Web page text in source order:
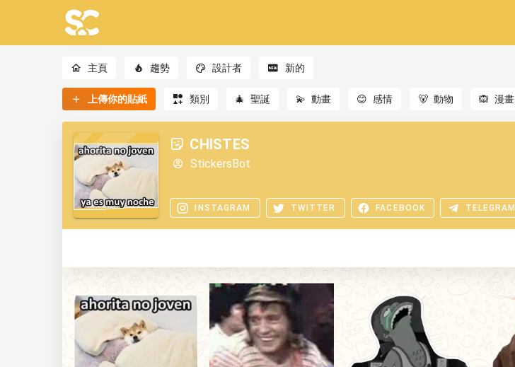
主頁 趨勢 設計者 新的
上傳你的貼紙 類別 🎄 聖誕 💫 動畫 😊 感情 🐻 動物 🙉 漫畫
CHISTES
StickersBot
INSTAGRAM TWITTER FACEBOOK TELEGRAM